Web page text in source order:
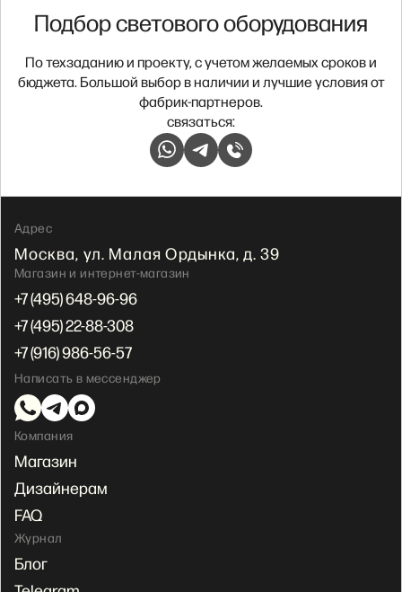
Подбор светового оборудования
По техзаданию и проекту, с учетом желаемых сроков и
бюджета. Большой выбор в наличии и лучшие условия от
фабрик-партнеров.
связаться:
Адрес
Москва, ул. МалаяОрдынка, д. 39
Магазин и интернет-магазин
+7 (495) 648-96-96
+7 (495) 22-88-308
+7 (916) 986-56-57
Написать в мессенджер
Компания
Магазин
Дизайнерам
FAQ
Журнал
Блог